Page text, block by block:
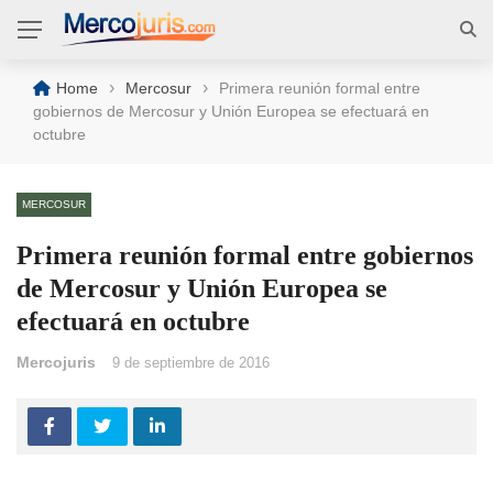
Home › Mercosur ›
Primera reunión formal entre
gobiernos de Mercosur y Unión Europea se efectuará en
octubre
MERCOSUR
Primera reunión formal entre gobiernos
de Mercosur y Unión Europea se
efectuará en octubre
Mercojuris 9 de septiembre de 2016